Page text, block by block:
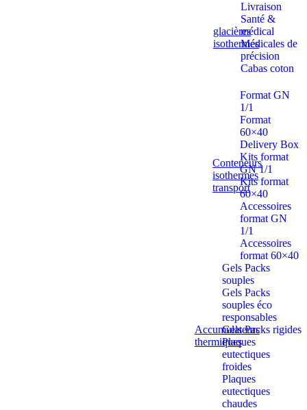
glacières
isothermes
Livraison
Santé &
médical
Médicales de
précision
Cabas coton
Conteneurs
isothermes
transport
Format GN
1/1
Format
60×40
Delivery Box
Kits format
GN 1/1
Kits format
60×40
Accessoires
format GN
1/1
Accessoires
format 60×40
Accumulateurs
thermiques
Gels Packs
souples
Gels Packs
souples éco
responsables
Gels Packs rigides
Plaques
eutectiques
froides
Plaques
eutectiques
chaudes